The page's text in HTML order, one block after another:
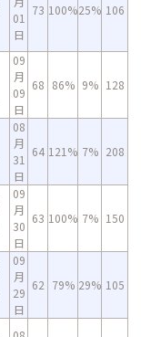
01
日
73 100%25% 106
09
月
09
日
68 86% 9% 128
08
月
31
日
64 121% 7% 208
09
月
30
日
63 100% 7% 150
09
月
29
日
62 79% 29% 105